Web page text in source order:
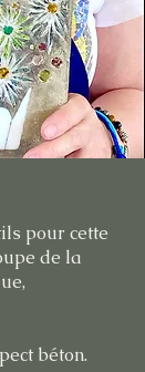
pour cette
de la
béton.